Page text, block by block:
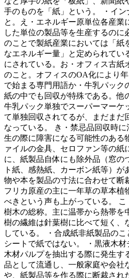
手のものを「紙」という。 ・イン
と。え・エネルギー原単位各産業
した単位の製品等を生産するのに
のことで製紙産業においては「紙
なエネルギー量」と定められてい
にされている。お・オフィス古紙
のこと。オフィスのOA化により
で始まる専門用語か・牛乳パック
紙の中でも回収が特殊である。他
牛乳パック単独でスーパーマーケ
て単独回収されてるが、まだまだ
なっている。 き・禁忌品回収時
生の際に障害になる可能性のある
ァイルの金具、セロファン等の紙
に、紙製品自体にも除外品（窓の
ト紙、感熱紙、カーボン紙等）が
物や本を製品の寸法に合わせて断
フリカ原産の主に一年草の草本植
べきという声も上がっている。
樹木の総称。主に温帯から熱帯を
樹の繊維は針葉樹に比べて短く、
している。 ・合成紙非紙製品の
シートで紙ではない。 ・黒液木材
木材パルプを抽出する際に発生す
品として流通し、一般家庭や会社
や、紙製品等を作る際に断裁され